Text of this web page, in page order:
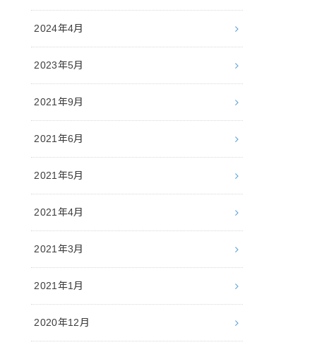
2024年4月
2023年5月
2021年9月
2021年6月
2021年5月
2021年4月
2021年3月
2021年1月
2020年12月